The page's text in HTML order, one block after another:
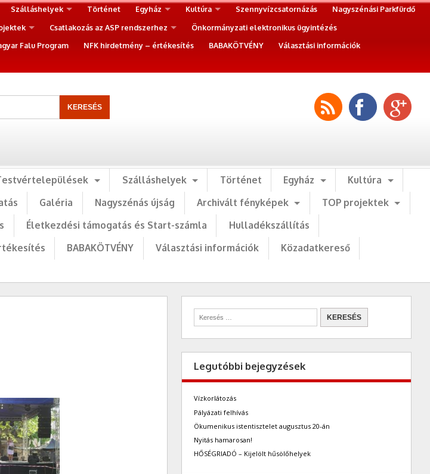
Szálláshelyek Történet Egyház Kultúra Szennyvízcsatornázás
Nagyszénási Parkfürdő
Csatlakozás az ASP rendszerhez
Önkormányzati elektronikus ügyintézés
Falu Program NFK hirdetmény – értékesítés BABAKÖTVÉNY
Választási információk
Szálláshelyek Történet Egyház
Kultúra
Galéria Nagyszénás újság Archivált fényképek
TOP projektek
Életkezdési támogatás és Start-számla
Hulladékszállítás
BABAKÖTVÉNY Választási információk
Közadatkereső
Legutóbbi bejegyzések
Vízkorlátozás
Pályázati felhívás
Ökumenikus istentisztelet augusztus 20-án
Nyitás hamarosan!
HŐSÉGRIADÓ – Kijelölt hűsölőhelyek